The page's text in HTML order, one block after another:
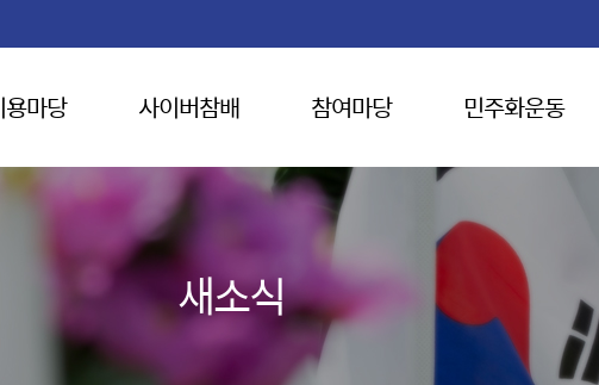
용마당 사이버참배 참여마당 민주화운동
새소식